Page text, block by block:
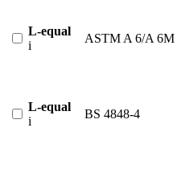
L-equal
i
ASTM A 6/A 6M
L-equal
i
BS 4848-4